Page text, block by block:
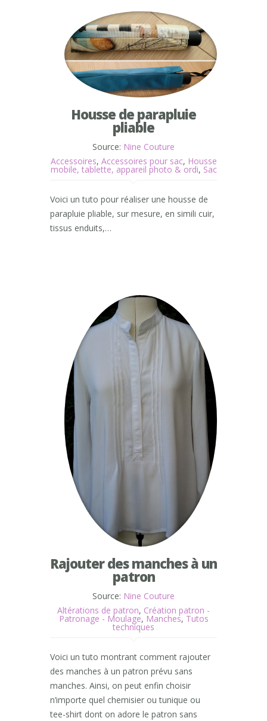
Housse de parapluie
pliable
Source: Nine Couture
Accessoires, Accessoires pour sac, Housse
mobile, tablette, appareil photo & ordi, Sac
Voici un tuto pour réaliser une housse de
parapluie pliable, sur mesure, en simili cuir,
tissus enduits,…
Rajouter des manches à un
patron
Source: Nine Couture
Altérations de patron, Création patron -
Patronage - Moulage, Manches, Tutos
techniques
Voici un tuto montrant comment rajouter
des manches à un patron prévu sans
manches. Ainsi, on peut enfin choisir
n’importe quel chemisier ou tunique ou
tee-shirt dont on adore le patron sans